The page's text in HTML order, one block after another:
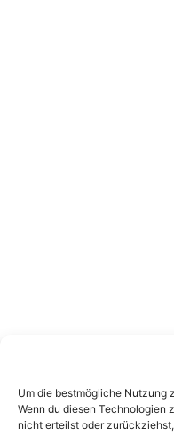
Um die bestmögliche Nutzung
Wenn du diesen Technologien
nicht erteilst oder